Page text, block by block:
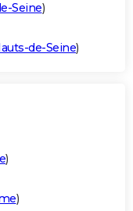
Seine)
de-Seine)
)
)